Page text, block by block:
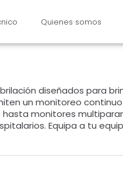
Quienes somos
diseñados para
un monitoreo
monitores
Equipa a tu